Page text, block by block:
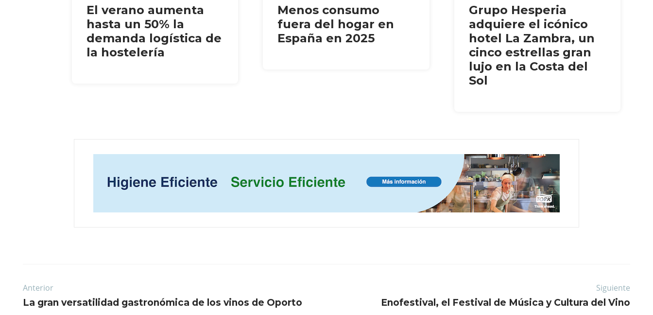
El verano aumenta
hasta un 50% la
demanda logística de
la hostelería
Menos consumo
fuera del hogar en
España en 2025
Grupo Hesperia
adquiere el icónico
hotel La Zambra, un
cinco estrellas gran
lujo en la Costa del
Sol
Anterior
La gran versatilidad gastronómica de los vinos de Oporto
Siguiente
Enofestival, el Festival de Música y Cultura del Vino